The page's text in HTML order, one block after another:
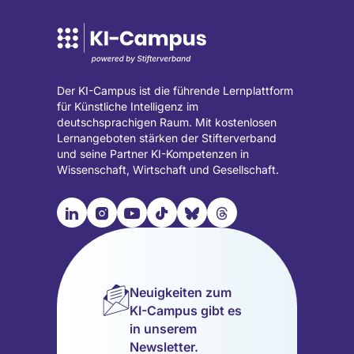
Der KI-Campus ist die führende Lernplattform
für Künstliche Intelligenz im
deutschsprachigen Raum. Mit kostenlosen
Lernangeboten stärken der Stifterverband
und seine Partner KI-Kompetenzen in
Wissenschaft, Wirtschaft und Gesellschaft.

Besuche
unsere
LinkedIn
📹︎
Besuche
unsere
(wird
in
einem
neuen
📺︎
Besuche
(wird
in
einem
neuen
🎵︎
Besuche
(wird
in
einem
neuen
🦋︎
Besuche
(wird
in
einem
neuen
🧵︎
Besuche
unsere
(wird
in
Neuigkeiten zum
KI-Campus gibt es
in unserem
Newsletter.